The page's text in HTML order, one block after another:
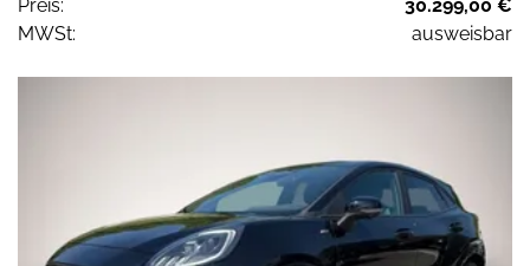
Preis:
30.299,00 €
MWSt:
ausweisbar